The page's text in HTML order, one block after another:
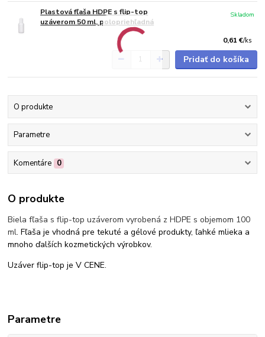
Plastová fľaša HDPE s flip-top
uzáverom 50 ml, polopriehľadná
0,61 €/ks
Skladom
Pridať do košíka
O produkte
Parametre
Komentáre 0
O produkte
Biela fľaša s flip-top uzáverom vyrobená z HDPE s objemom 100
ml. Fľaša je vhodná pre tekuté a gélové produkty, ľahké mlieka a
mnoho ďalších kozmetických výrobkov.
Uzáver flip-top je V CENE.
Parametre